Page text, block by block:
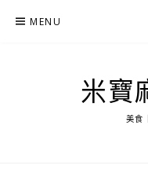
MENU
米寶
美食